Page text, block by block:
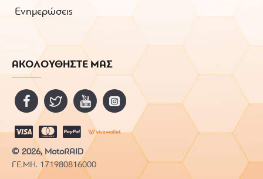
Ενημερώσεις
ΑΚΟΛΟΥΘΗΣΤΕ ΜΑΣ
© 2026, MotoRAID
ΓΕ.ΜΗ. 171980816000